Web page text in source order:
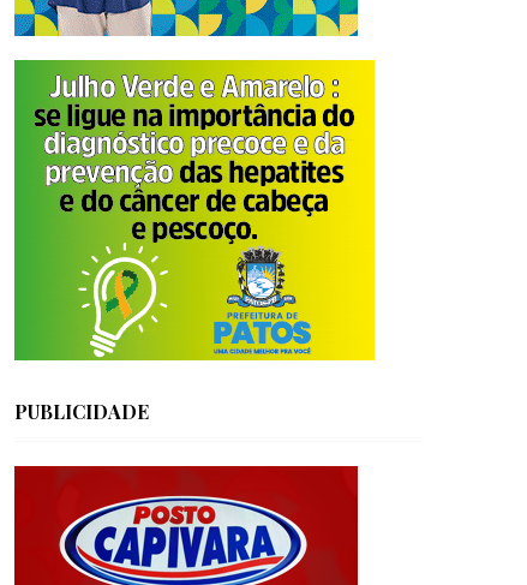
PUBLICIDADE